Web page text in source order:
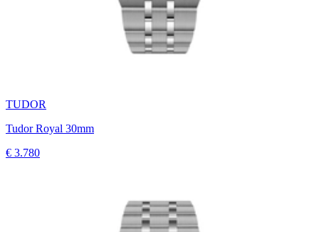
TUDOR
Tudor Royal 30mm
€ 3.780